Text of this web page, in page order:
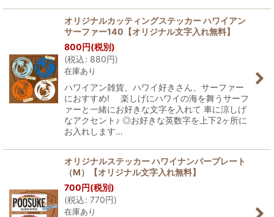
オリジナルカッティングステッカー ハワイアン
サーファー140【オリジナル文字入れ無料】
800円(税別)
(税込: 880円)
在庫あり
ハワイアン雑貨、ハワイ好きさん、サーファー
におすすめ! 楽しげにハワイの海を舞うサーフ
ァーと一緒にお好きな文字を入れて 車に涼しげ
なアクセント♪ ◎お好きな英数字を上下2ヶ所に
お入れします…
オリジナルステッカー ハワイナンバープレート
（M）【オリジナル文字入れ無料】
700円(税別)
(税込: 770円)
在庫あり